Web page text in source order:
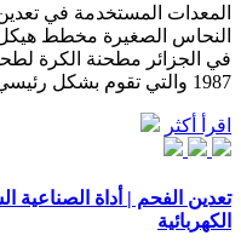
المعدات المستخدمة في
النحاس الصغيرة مخطط
في الجزائر مطحنة الكرة
1987 والتي تقوم بشكل رئيسي بتصنيع معدات السحق ...
اقرأ أكثر
تعدين الفحم | أداة
الكهربائية